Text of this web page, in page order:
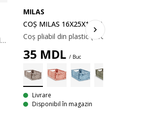
Coș pliabil din plastic (100% reciclat) de culoare verde masliniu. Ideal pentru depozitarea rechizitelor pentru birou și obiecte de hobby până la accesorii și obiecte mici în baie. Coșul este stivuibil, econimisind spațiu. 16x25x10 cm
MILAS
COȘ MILAS 16X25X10 CM PLIABIL GRI
35 MDL / Buc
Livrare
Disponibil în magazin